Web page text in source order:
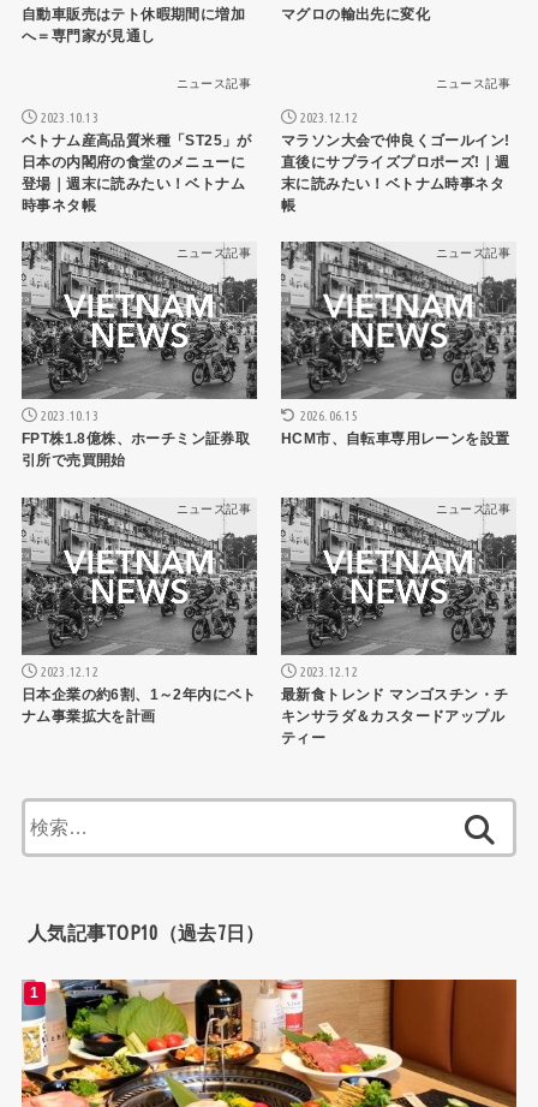
自動車販売はテト休暇期間に増加
へ＝専門家が見通し
マグロの輸出先に変化
ニュース記事
2023.10.13
ベトナム産高品質米種「ST25」が
日本の内閣府の食堂のメニューに
登場｜週末に読みたい！ベトナム
時事ネタ帳
ニュース記事
2023.12.12
マラソン大会で仲良くゴールイン!
直後にサプライズプロポーズ!｜週
末に読みたい！ベトナム時事ネタ
帳
ニュース記事
2023.10.13
FPT株1.8億株、ホーチミン証券取
引所で売買開始
ニュース記事
2026.06.15
HCM市、自転車専用レーンを設置
ニュース記事
2023.12.12
日本企業の約6割、1～2年内にベト
ナム事業拡大を計画
ニュース記事
2023.12.12
最新食トレンド マンゴスチン・チ
キンサラダ＆カスタードアップル
ティー
索:
人気記事TOP10（過去7日）